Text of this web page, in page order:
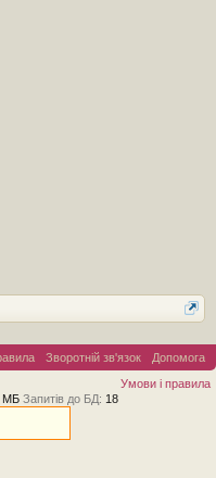
Зворотній зв'язок
Допомога
Умови і правила
МБ Запитів до БД: 18